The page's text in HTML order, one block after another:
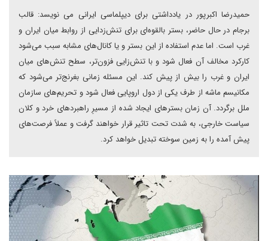
حمیدرضا اکبرپور در یادداشتی برای دیپلماسی ایرانی می نویسد: قالب
برجام در حال حاضر، بستر بالقوه‌ای برای تنش‌زدایی از روابط میان ایران و
غرب است. اما عدم استفاده از این بستر و یا کانال‌های مشابه سبب می‌شود
کارکرد مخالف آن فعال شود و با تنش‌زایی فزون‌تر، سطح تنش‌های میان
ایران و غرب را بیش از پیش کند. این مسئله زمانی بغرنج‌تر می‌شود که
مکانیسم ماشه از طرف یکی از دول اروپایی فعال شود و تحریم‌های سازمان
ملل برگردد. آن زمان بسترهای ایجاد شده از مسیرِ راهبردهای خرد و کلان
سیاست خارجی، به شدت تحت تاثیر قرار خواهند گرفت و عملاً فرصت‌های
پیش آمده را به زمین سوخته تبدیل خواهد کرد.